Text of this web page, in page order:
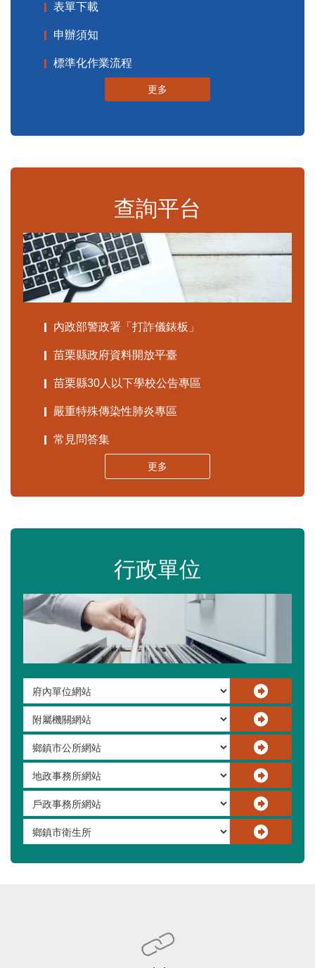
表單下載
申辦須知
標準化作業流程
更多
查詢平台
內政部警政署「打詐儀錶板」
苗栗縣政府資料開放平臺
苗栗縣30人以下學校公告專區
嚴重特殊傳染性肺炎專區
常見問答集
更多
行政單位